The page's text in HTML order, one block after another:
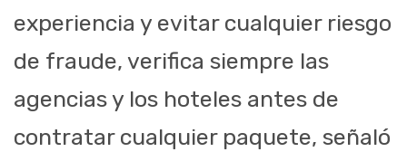
experiencia y evitar cualquier riesgo
de fraude, verifica siempre las
agencias y los hoteles antes de
contratar cualquier paquete, señaló